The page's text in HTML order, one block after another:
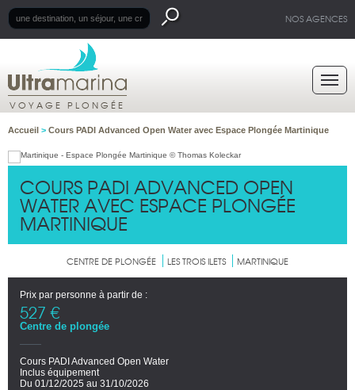
NOS AGENCES
VOYAGE PLONGÉE
Accueil > Cours PADI Advanced Open Water avec Espace Plongée Martinique
COURS PADI ADVANCED OPEN
WATER AVEC ESPACE PLONGÉE
MARTINIQUE
CENTRE DE PLONGÉE LES TROIS ILETS MARTINIQUE
Prix par personne à partir de :
527 €
Centre de plongée
Cours PADI Advanced Open Water
Inclus équipement
Du 01/12/2025 au 31/10/2026